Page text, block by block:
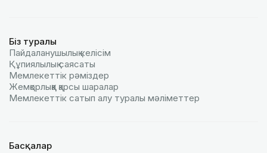
Біз туралы
Пайдаланушылық келiciм
Құпиялылық саясаты
Мемлекеттік рәміздер
Жемқорлыққа қарсы шаралар
Мемлекеттік сатып алу туралы мәлiметтер
Басқалар